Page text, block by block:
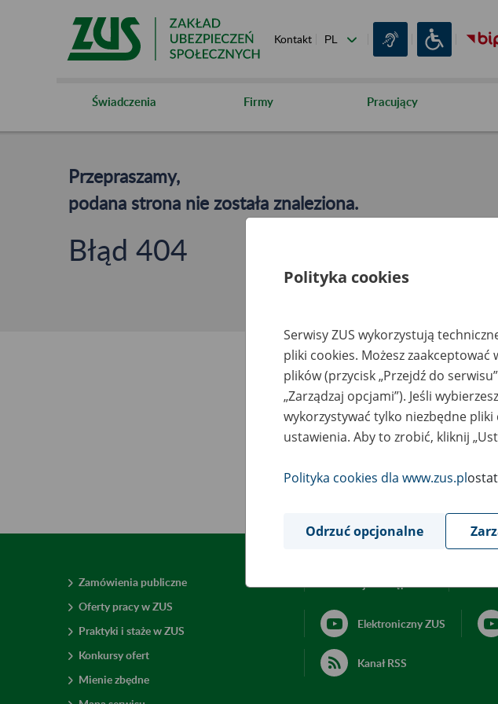
Kontakt
Świadczenia Firmy Pracujący
Przepraszamy,
podana strona nie została znaleziona.
Błąd 404
Zamówienia publiczne
Oferty pracy w ZUS
Praktyki i staże w ZUS
Konkursy ofert
Mienie zbędne
Elektroniczny ZUS
Kanał RSS
Polityka cookies
Serwisy ZUS wykorzystują
pliki cookies. Możesz
plików (przycisk „Przejdź do
„Zarządzaj opcjami”). Jeśli
wykorzystywać tylko niezbędne
ustawienia. Aby to zrobić, kliknij
Polityka cookies dla www.zus.pl
Odrzuć opcjonalne